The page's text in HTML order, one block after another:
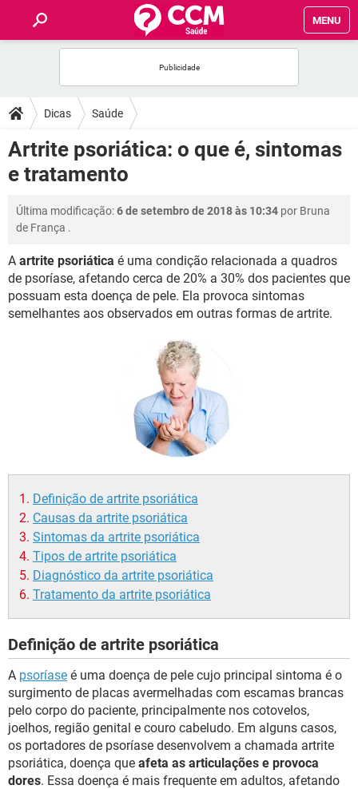
MENU
FÓRUM
SAÚDE
FAMÍLIA
NUTRIÇÃO
BEM-ESTAR
SEXUALIDADE
Dicas Saúde
Artrite psoriática: o que é, sintomas
e tratamento
Última modificação:6 de setembro de 2018 às 10:34 por Bruna
de França .
A artrite psoriática é uma condição relacionada a quadros
de psoríase, afetando cerca de 20% a 30% dos pacientes que
possuam esta doença de pele. Ela provoca sintomas
semelhantes aos observados em outras formas de artrite.
Definição de artrite psoriática
Causas da artrite psoriática
Sintomas da artrite psoriática
Tipos de artrite psoriática
Diagnóstico da artrite psoriática
Tratamento da artrite psoriática
Definição de artrite psoriática
A psoríase é uma doença de pele cujo principal sintoma é o
surgimento de placas avermelhadas com escamas brancas
pelo corpo do paciente, principalmente nos cotovelos,
joelhos, região genital e couro cabeludo. Em alguns casos,
os portadores de psoríase desenvolvem a chamada artrite
psoriática, doença que afeta as articulações e provoca
dores. Essa doença é mais frequente em adultos, afetando